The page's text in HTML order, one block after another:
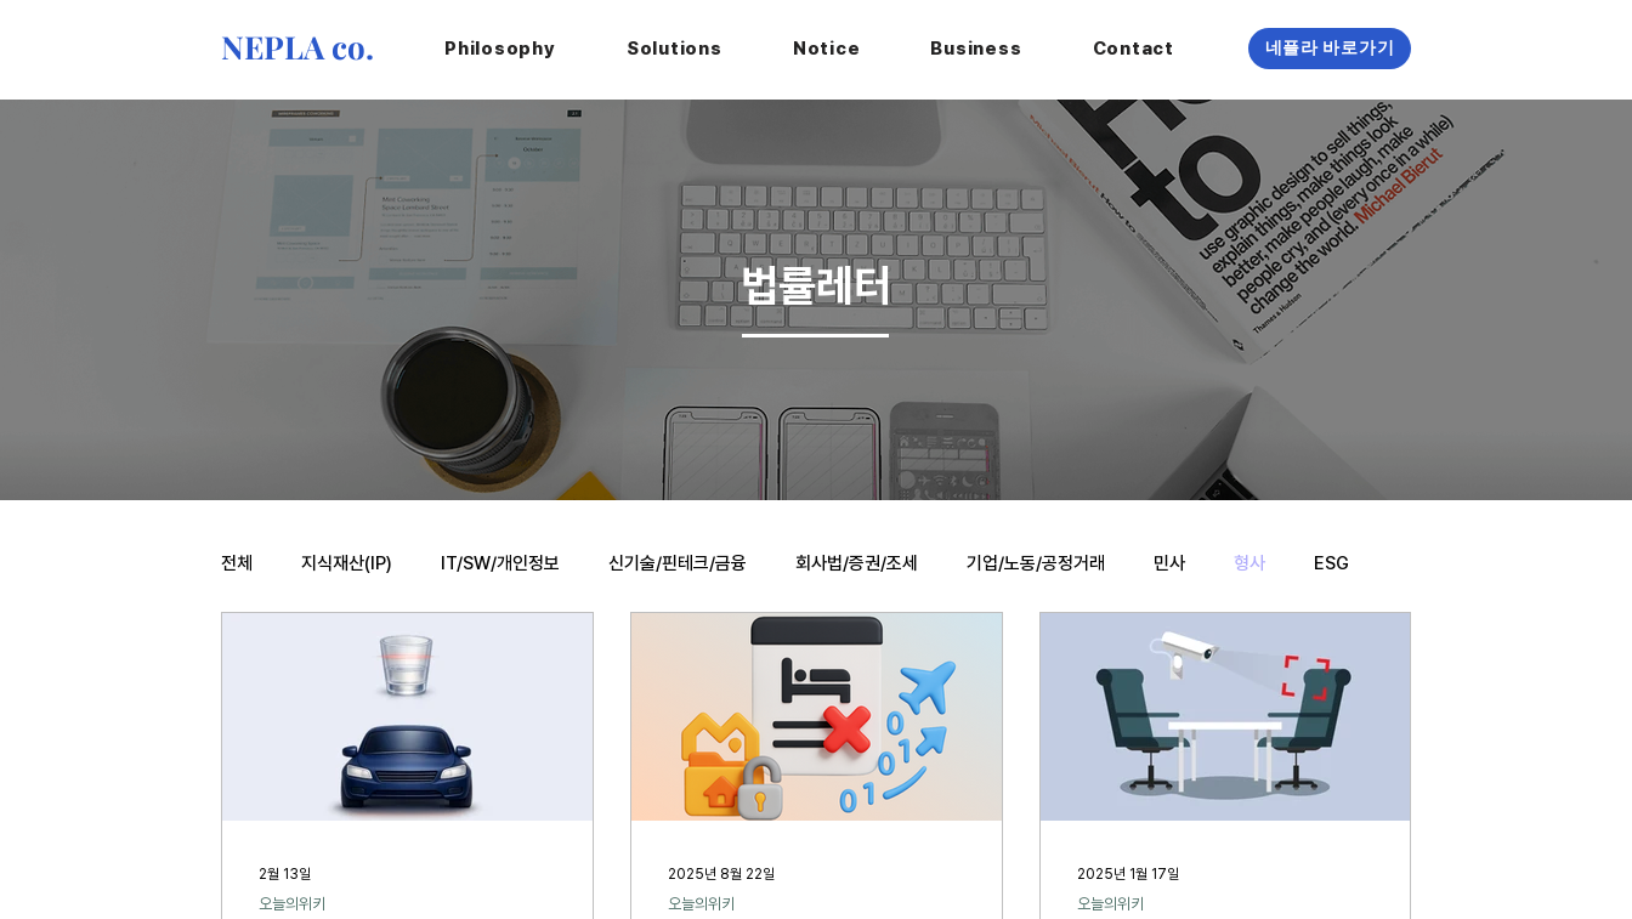
NEPLA co. Philosophy Solutions Notice Business Contact 네플라 바로가기
법률레터
전체 지식재산(IP) IT/SW/개인정보 신기술/핀테크/금융 회사법/증권/조세 기업/노동/공정거래 민사 형사 ESG
오늘의위키 2025 대선 한눈에
오늘의위키
2월 13일
오늘의위키
2025년 8월 22일
오늘의위키
2025년 1월 17일